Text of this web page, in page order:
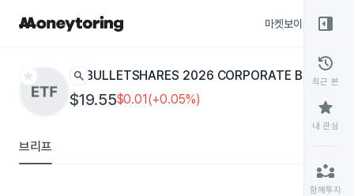
마켓보이스
star search BULLETSHARES 2026 CORPORATE BOND BSCQ
$19.55$0.01(+0.05%)
브리프
right_panel_open
history
최근 본
star
내 관심
partner_exchange
함께투자